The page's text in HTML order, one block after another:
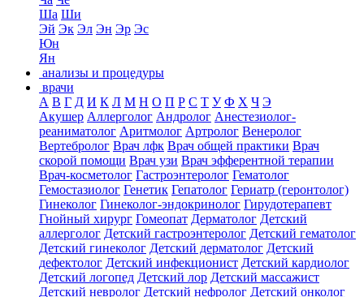
Ша Ши
Эй Эк Эл Эн Эр Эс
Юн
Ян
анализы и процедуры
врачи
А В Г Д И К Л М Н О П Р С Т У Ф Х Ч Э
Акушер Аллерголог Андролог Анестезиолог-
реаниматолог Аритмолог Артролог Венеролог
Вертебролог Врач лфк Врач общей практики Врач
скорой помощи Врач узи Врач эфферентной терапии
Врач-косметолог Гастроэнтеролог Гематолог
Гемостазиолог Генетик Гепатолог Гериатр (геронтолог)
Гинеколог Гинеколог-эндокринолог Гирудотерапевт
Гнойный хирург Гомеопат Дерматолог Детский
аллерголог Детский гастроэнтеролог Детский гематолог
Детский гинеколог Детский дерматолог Детский
дефектолог Детский инфекционист Детский кардиолог
Детский логопед Детский лор Детский массажист
Детский невролог Детский нефролог Детский онколог